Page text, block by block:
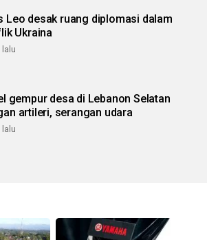
Leo desak ruang diplomasi dalam
Ukraina
lalu
gempur desa di Lebanon Selatan
artileri, serangan udara
lalu